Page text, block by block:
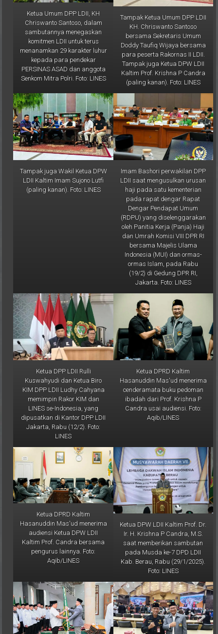
Ketua Umum DPP LDII, KH
Chriswanto Santoso, dalam
sambutannya menegaskan
komitmen LDII untuk terus
menanamkan 29 karakter luhur
kepada para pendekar
PERSINAS ASAD dan anggota
Senkom Mitra Polri. Foto: LINES
Tampak Ketua Umum DPP LDII
KH. Chriswanto Santoso
bersama Sekretaris Umum
Doddy Taufiq Wijaya bersama
para peserta Rakornas II LDII.
Tampak juga Ketua DPW LDII
Kaltim Prof. Krishna P Candra
(paling kanan). Foto: LINES
Tampak juga Wakil Ketua DPW
LDII Kaltim Imam Sujono Lutfi
(paling kanan). Foto: LINES
Imam Bashori perwakilan DPP
LDII saat mengusulkan urusan
haji pada satu kementerian
pada rapat dengar Rapat
Dengar Pendapat Umum
(RDPU) yang diselenggarakan
oleh Panitia Kerja (Panja) Haji
dan Umrah Komisi VIII DPR RI
bersama Majelis Ulama
Indonesia (MUI) dan ormas-
ormas Islam, pada Rabu
(19/2) di Gedung DPR RI,
Jakarta. Foto: LINES
Ketua DPP LDII Rulli
Kuswahyudi dan Ketua Biro
KIM DPP LDII Ludhy Cahyana
memimpin Rakor KIM dan
LINES se-Indonesia, yang
dipusatkan di Kantor DPP LDII
Jakarta, Rabu (12/2). Foto:
LINES
Ketua DPRD Kaltim
Hasanuddin Mas'ud menerima
cenderamata buku pedoman
ibadah dari Prof. Krishna P
Candra usai audiensi. Foto:
Aqib/LINES
Ketua DPRD Kaltim
Hasanuddin Mas'ud menerima
audiensi Ketua DPW LDII
Kaltim Prof. Candra bersama
pengurus lainnya. Foto:
Aqib/LINES
Ketua DPW LDII Kaltim Prof. Dr.
Ir. H. Krishna P Candra, M.S.
saat memberikan sambutan
pada Musda ke-7 DPD LDII
Kab. Berau, Rabu (29/1/2025).
Foto: LINES